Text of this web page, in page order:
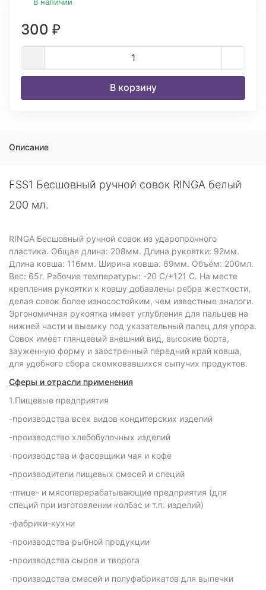
300 ₽
В корзину
Описание
FSS1 Бесшовный ручной совок RINGA белый
200 мл.
RINGA Бесшовный ручной совок из ударопрочного
пластика. Общая длина: 208мм. Длина рукоятки: 92мм.
Длина ковша: 116мм. Ширина ковша: 69мм. Объём: 200мл.
Вес: 65г. Рабочие температуры: -20 С/+121 С. На месте
крепления рукоятки к ковшу добавлены ребра жесткости,
делая совок более износостойким, чем известные аналоги.
Эргономичная рукоятка имеет углубления для пальцев на
нижней части и выемку под указательный палец для упора.
Совок имеет глянцевый внешний вид, высокие борта,
зауженную форму и заостренный передний край ковша,
для удобного сбора скомковавшихся сыпучих продуктов.
Сферы и отрасли применения
1.Пищевые предприятия
-производства всех видов кондитерских изделий
-производство хлебобулочных изделий
-производства и фасовщики чая и кофе
-производители пищевых смесей и специй
-птице- и мясоперерабатывающие предприятия (для
специй при изготовлении колбас и т.п. изделий)
-фабрики-кухни
-производства рыбной продукции
-производства сыров и творога
-производства смесей и полуфабрикатов для выпечки